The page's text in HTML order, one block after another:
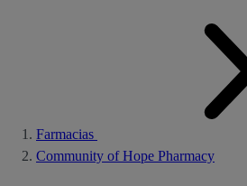
Farmacias
Community of Hope Pharmacy